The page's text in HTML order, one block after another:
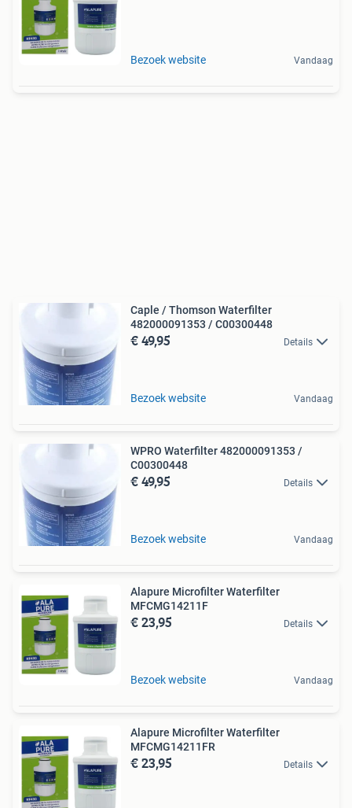
Bezoek website Vandaag
Caple / Thomson Waterfilter
482000091353 / C00300448
€ 49,95 Details
Bezoek website Vandaag
WPRO Waterfilter 482000091353 /
C00300448
€ 49,95 Details
Bezoek website Vandaag
Alapure Microfilter Waterfilter
MFCMG14211F
€ 23,95 Details
Bezoek website Vandaag
Alapure Microfilter Waterfilter
MFCMG14211FR
€ 23,95 Details